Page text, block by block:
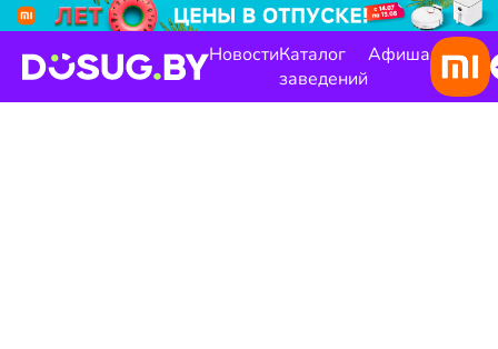
НовостиКаталог
заведений
Афиша